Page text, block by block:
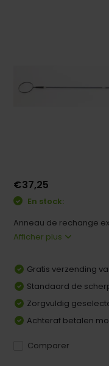
€37,25
En stock:
Anneau de rechange
Afficher plus
Gratis verzending
Standaard de
Zorgvuldig
Achteraf betalen
Comparer